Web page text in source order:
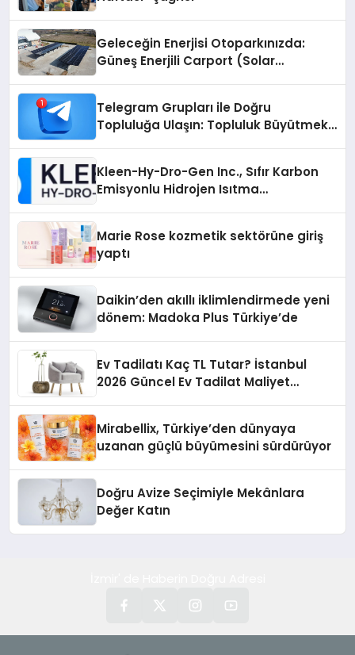
Geleceğin Enerjisi Otoparkınızda:
Güneş Enerjili Carport (Solar
Telegram Grupları ile Doğru
Topluluğa Ulaşın: Topluluk Büyütmek
Kleen-Hy-Dro-Gen Inc., Sıfır Karbon
Emisyonlu Hidrojen Isıtma
Marie Rose kozmetik sektörüne giriş
yaptı
Daikin’den akıllı iklimlendirmede yeni
dönem: Madoka Plus Türkiye’de
Ev Tadilatı Kaç TL Tutar? İstanbul
2026 Güncel Ev Tadilat Maliyet
Mirabellix, Türkiye’den dünyaya
uzanan güçlü büyümesini sürdürüyor
Doğru Avize Seçimiyle Mekânlara
Değer Katın